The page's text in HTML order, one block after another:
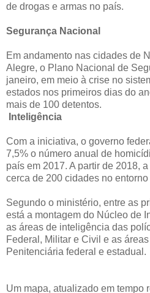
de drogas e armas no país.
Segurança Nacional
Em andamento nas cidades de
Alegre, o Plano Nacional de
janeiro, em meio à crise no
estados nos primeiros dias do
mais de 100 detentos.
Inteligência
Com a iniciativa, o governo
7,5% o número anual de
país em 2017. A partir de 2018,
cerca de 200 cidades no
Segundo o ministério, entre as
está a montagem do Núcleo de
as áreas de inteligência das
Federal, Militar e Civil e as
Penitenciária federal e estadual.
Um mapa, atualizado em tempo